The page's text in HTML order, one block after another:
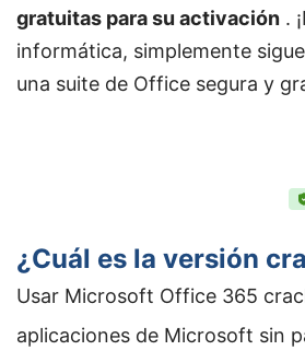
gratuitas para su activación .
informática, simplemente
una suite de Office segura y
¿Cuál es la versión
Usar Microsoft Office 365
aplicaciones de Microsoft sin